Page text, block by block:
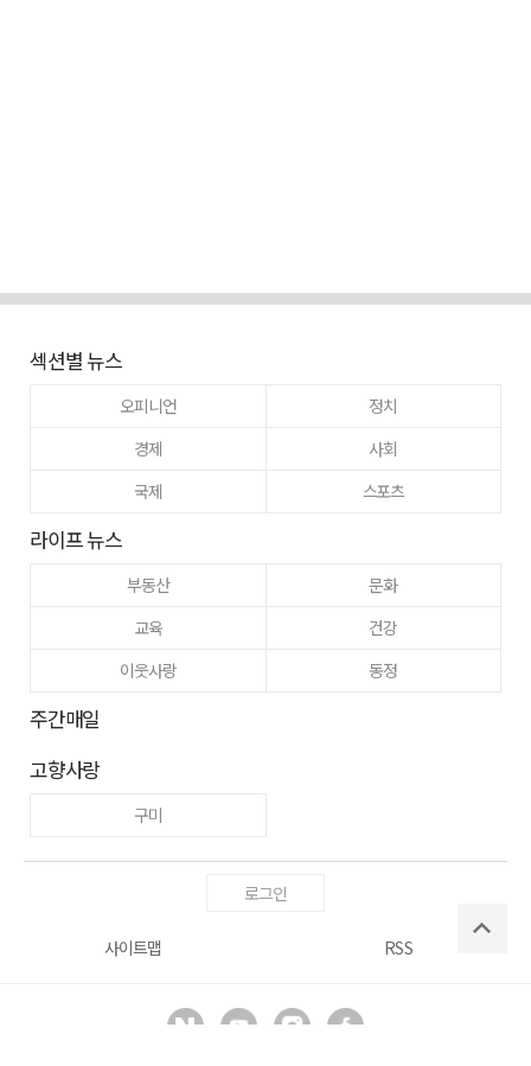
섹션별 뉴스
오피니언
정치
경제
사회
국제
스포츠
라이프 뉴스
부동산
문화
교육
건강
이웃사랑
동정
주간매일
고향사랑
구미
로그인
사이트맵 RSS